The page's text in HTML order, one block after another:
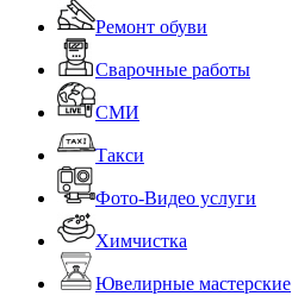
Ремонт обуви
Сварочные работы
СМИ
Такси
Фото-Видео услуги
Химчистка
Ювелирные мастерские